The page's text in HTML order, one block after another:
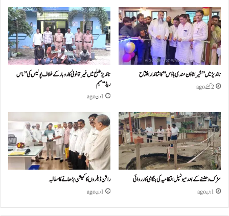
ناندیڑ میں ’’شیرا ٹاؤن مندی ہاؤس‘‘ کا شاندار افتتاح
2 گھنٹے ago
ناندیڑ ضلع میں غیر قانونی کاروبار کے خلاف پولیس کی ’’ماس
ریڈ‘‘ مہم
1 دن ago
سڑک دھنسنے کے بعد میونسپل انتظامیہ کی ہنگامی کارروائی
1 دن ago
راشن ڈیلروں کا کمیشن بڑھانے کا مطالبہ
1 دن ago